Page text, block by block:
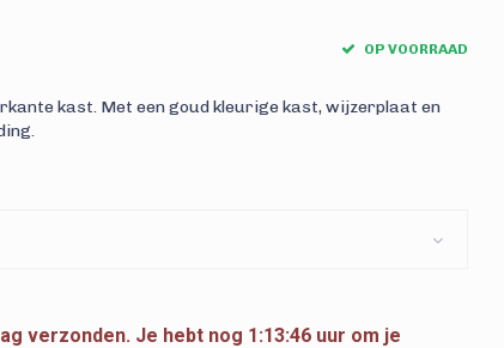
OP VOORRAAD
kast. Met een goud kleurige kast, wijzerplaat en
verzonden. Je hebt nog 1:13:45uur om je